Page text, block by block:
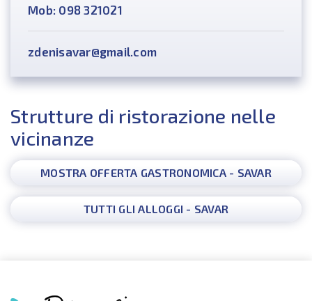
Mob: 098 321021
zdenisavar@gmail.com
Strutture di ristorazione nelle
vicinanze
MOSTRA OFFERTA GASTRONOMICA - SAVAR
TUTTI GLI ALLOGGI - SAVAR